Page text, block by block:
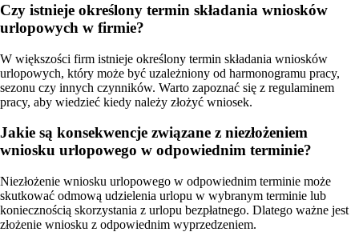
Czy istnieje określony termin składania wniosków
urlopowych w firmie?
W większości firm istnieje określony termin składania wniosków
urlopowych, który może być uzależniony od harmonogramu pracy,
sezonu czy innych czynników. Warto zapoznać się z regulaminem
pracy, aby wiedzieć kiedy należy złożyć wniosek.
Jakie są konsekwencje związane z niezłożeniem
wniosku urlopowego w odpowiednim terminie?
Niezłożenie wniosku urlopowego w odpowiednim terminie może
skutkować odmową udzielenia urlopu w wybranym terminie lub
koniecznością skorzystania z urlopu bezpłatnego. Dlatego ważne jest
złożenie wniosku z odpowiednim wyprzedzeniem.